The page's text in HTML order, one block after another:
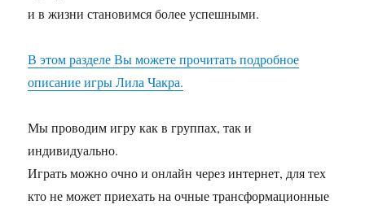
и в жизни становимся более успешными.
В этом разделе Вы можете прочитать подробное
описание игры Лила Чакра.
Мы проводим игру как в группах, так и
индивидуально.
Играть можно очно и онлайн через интернет, для тех
кто не может приехать на очные трансформационные